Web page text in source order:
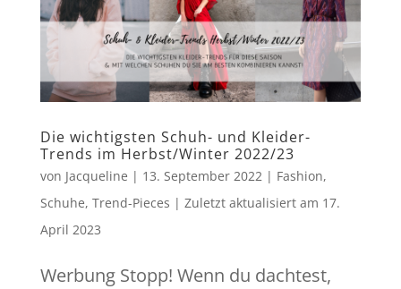
Die wichtigsten Schuh- und Kleider-
Trends im Herbst/Winter 2022/23
von Jacqueline | 13. September 2022| Fashion,
Schuhe, Trend-Pieces | Zuletzt aktualisiert am 17.
April 2023
Werbung Stopp! Wenn du dachtest,